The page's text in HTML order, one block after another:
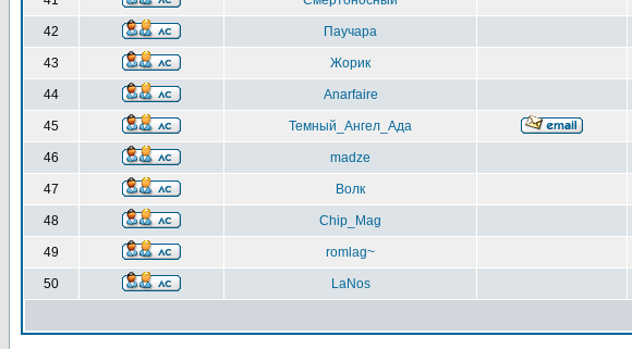
42 Паучара
43 Жорик
44 Anarfaire
45 Темный_Ангел_Ада
46 madze
47 Волк
48 Chip_Mag
49 romlag~
50 LaNos